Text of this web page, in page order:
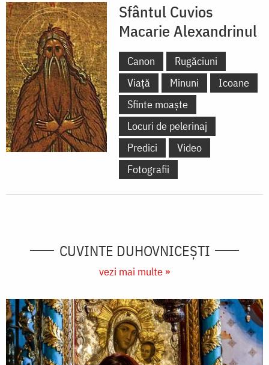
Sfântul Cuvios
Macarie Alexandrinul
Canon
Rugăciuni
Viață
Minuni
Icoane
Sfinte moaște
Locuri de pelerinaj
Predici
Video
Fotografii
CUVINTE DUHOVNICEȘTI
vezi mai multe »